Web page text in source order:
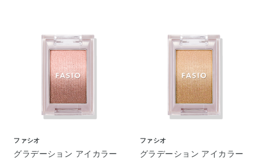
ファシオ
グラデーション アイカラー
ファシオ
グラデーション アイカラー